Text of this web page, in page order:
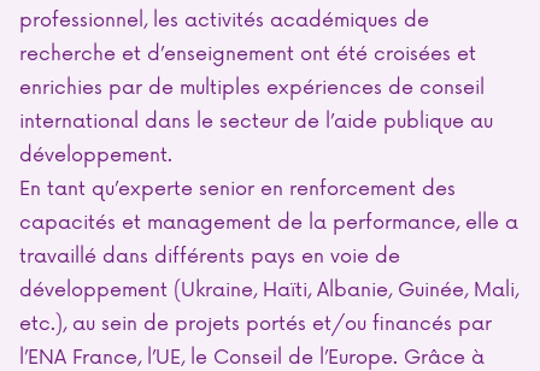
professionnel, les activités académiques de
recherche et d’enseignement ont été croisées et
enrichies par de multiples expériences de conseil
international dans le secteur de l’aide publique au
développement.
En tant qu’experte senior en renforcement des
capacités et management de la performance, elle a
travaillé dans différents pays en voie de
développement (Ukraine, Haïti, Albanie, Guinée, Mali,
etc.), au sein de projets portés et/ou financés par
l’ENA France, l’UE, le Conseil de l’Europe. Grâce à